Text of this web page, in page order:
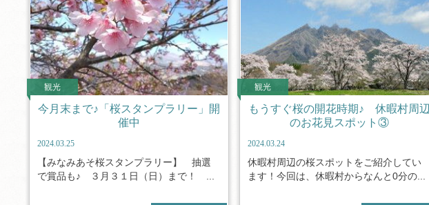
観光
今月末まで♪「桜スタンプラリー」開
催中
2024.03.25
【みなみあそ桜スタンプラリー】 抽選
で賞品も♪ ３月３１日（日）まで！ ...
観光
もうすぐ桜の開花時期♪ 休暇村周辺
のお花見スポット③
2024.03.24
休暇村周辺の桜スポットをご紹介してい
ます！今回は、休暇村からなんと0分の...